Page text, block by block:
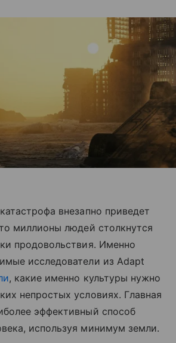
внезапно приведет
миллионы людей столкнутся
продовольствия. Именно
исследователи из Adapt
, какие именно культуры нужно
непростых условиях. Главная
эффективный способ
используя минимум земли.